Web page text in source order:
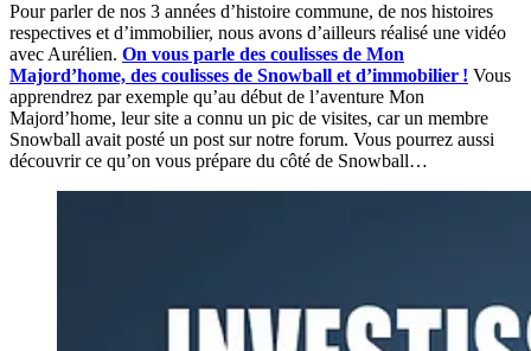
Pour parler de nos 3 années d’histoire commune, de nos histoires
respectives et d’immobilier, nous avons d’ailleurs réalisé une vidéo
avec Aurélien. On vous parle des coulisses de Mon
Majord’home, des coulisses de Snowball et d’immobilier ! Vous
apprendrez par exemple qu’au début de l’aventure Mon
Majord’home, leur site a connu un pic de visites, car un membre
Snowball avait posté un post sur notre forum. Vous pourrez aussi
découvrir ce qu’on vous prépare du côté de Snowball…